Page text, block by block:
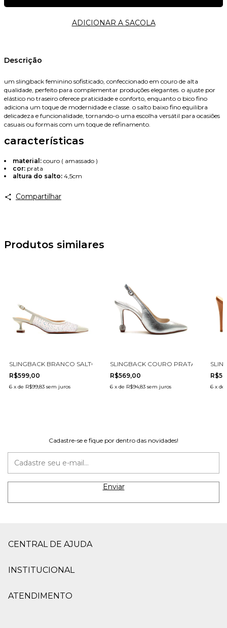
E-mail
Celular
Descrição
um slingback feminino sofisticado, confeccionado em couro de alta
qualidade, perfeito para complementar produções elegantes. o ajuste por
elástico no traseiro oferece praticidade e conforto, enquanto o bico fino
adiciona um toque de modernidade e classe. o salto baixo fino equilibra
delicadeza e funcionalidade, tornando-o uma escolha versátil para ocasiões
casuais ou formais com um toque de refinamento.
características
material: couro ( amassado )
cor: prata
altura do salto: 4,5cm
Compartilhar
Produtos similares
2
MÉDIO CECCONELLO 2905003-2
SLINGBACK BRANCO SALTO BAIXO CECCONELLO 2478001-1
R$599,00
6 x de R$99,83 sem juros
SLINGBACK COURO PRATA SALTO
R$569,00
6 x de R$94,83 sem juros 6 xde
Cadastre-se e fique por dentro das novidades!
CENTRAL DE AJUDA
INSTITUCIONAL
ATENDIMENTO